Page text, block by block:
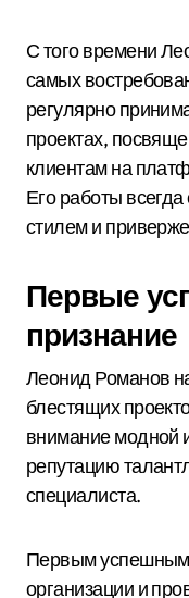
С того времени
самых
регулярно
проектах,
клиентам на
Его работы
стилем и
Первые
признание
Леонид Романов
блестящих
внимание модной
репутацию
специалиста.
Первым успешным
организации и